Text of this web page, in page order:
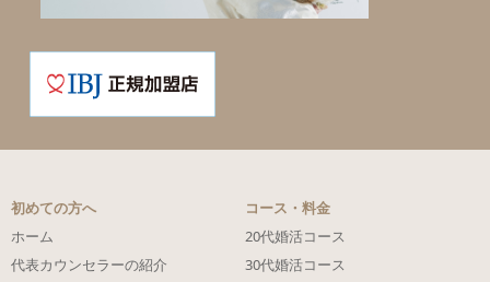
初めての方へ
ホーム
代表カウンセラーの紹介
コース・料金
20代婚活コース
30代婚活コース